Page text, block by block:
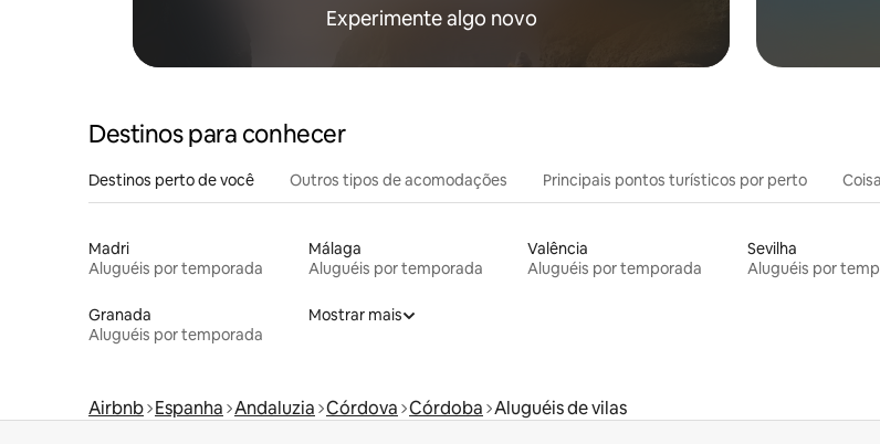
Experimente algo novo
Destinos para conhecer
Destinos perto de você Outros tipos de acomodações Principais pontos turísticos por perto
Madri
Aluguéis por temporada
Málaga
Aluguéis por temporada
Valência
Aluguéis por temporada
Sevilha
Aluguéis por
Granada
Aluguéis por temporada
Mostrar mais
Airbnb Espanha Andaluzia Córdova Córdoba Aluguéis de vilas